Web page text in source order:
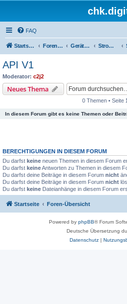
FAQ
Startseite Foren-Übersicht Geräte (Wallboxen, Stromquellen, Autos) Stromquellen (PV, Speichersysteme, Smartmeter, Leseköpfe, ...)
API V1
Moderator: c2j2
Neues Thema
0 Themen • Seite
In diesem Forum gibt es keine Themen oder
BERECHTIGUNGEN IN DIESEM FORUM
Du darfst keine neuen Themen in diesem Forum
Du darfst keineAntworten zu Themen in diesem
Du darfst deine Beiträge in diesem Forum nicht
Du darfst deine Beiträge in diesem Forum nicht
Du darfst keine Dateianhänge in diesem Forum
Startseite Foren-Übersicht
Powered by phpBB® Forum
Deutsche Übersetzung
Datenschutz|